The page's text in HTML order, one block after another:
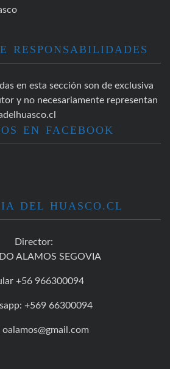
RESPONSABILIDADES
en esta sección son de exclusiva
y no necesariamente representan
EN FACEBOOK
DEL HUASCO.CL
Director:
ALAMOS SEGOVIA
+56 966300094
+569 66300094
oalamos@gmail.com